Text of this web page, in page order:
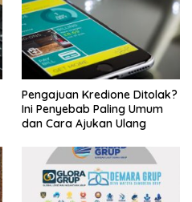
Pengajuan Kredione Ditolak?
Ini Penyebab Paling Umum
dan Cara Ajukan Ulang